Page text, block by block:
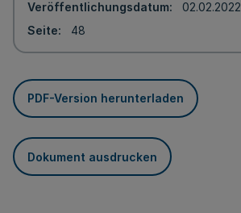
Veröffentlichungsdatum
02.02.2022
Seite
48
PDF-Version herunterladen
Dokument ausdrucken